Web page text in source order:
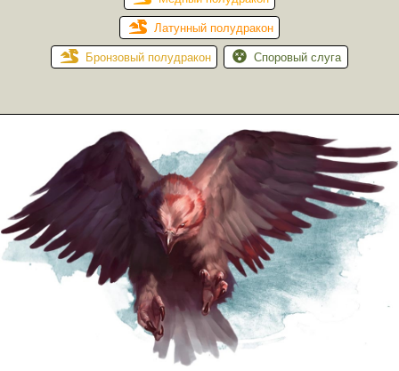
Латунный полудракон
Бронзовый полудракон Споровый слуга